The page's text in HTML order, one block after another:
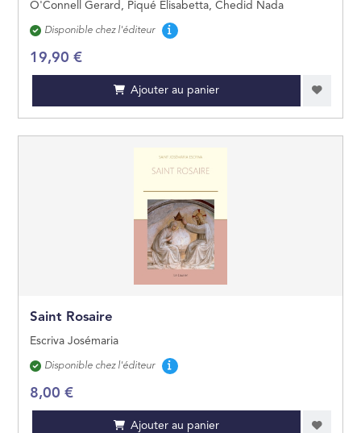
O'Connell Gerard, Piqué Elisabetta, Chedid Nada
Disponibilité
Disponible chez l'éditeur
19,90 €
Ajouter au panier
Saint Rosaire
Escriva Josémaria
Disponibilité
Disponible chez l'éditeur
8,00 €
Ajouter au panier